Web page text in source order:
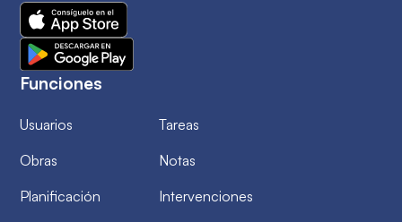
Funciones
Usuarios
Obras
Planificación
Tareas
Notas
Intervenciones